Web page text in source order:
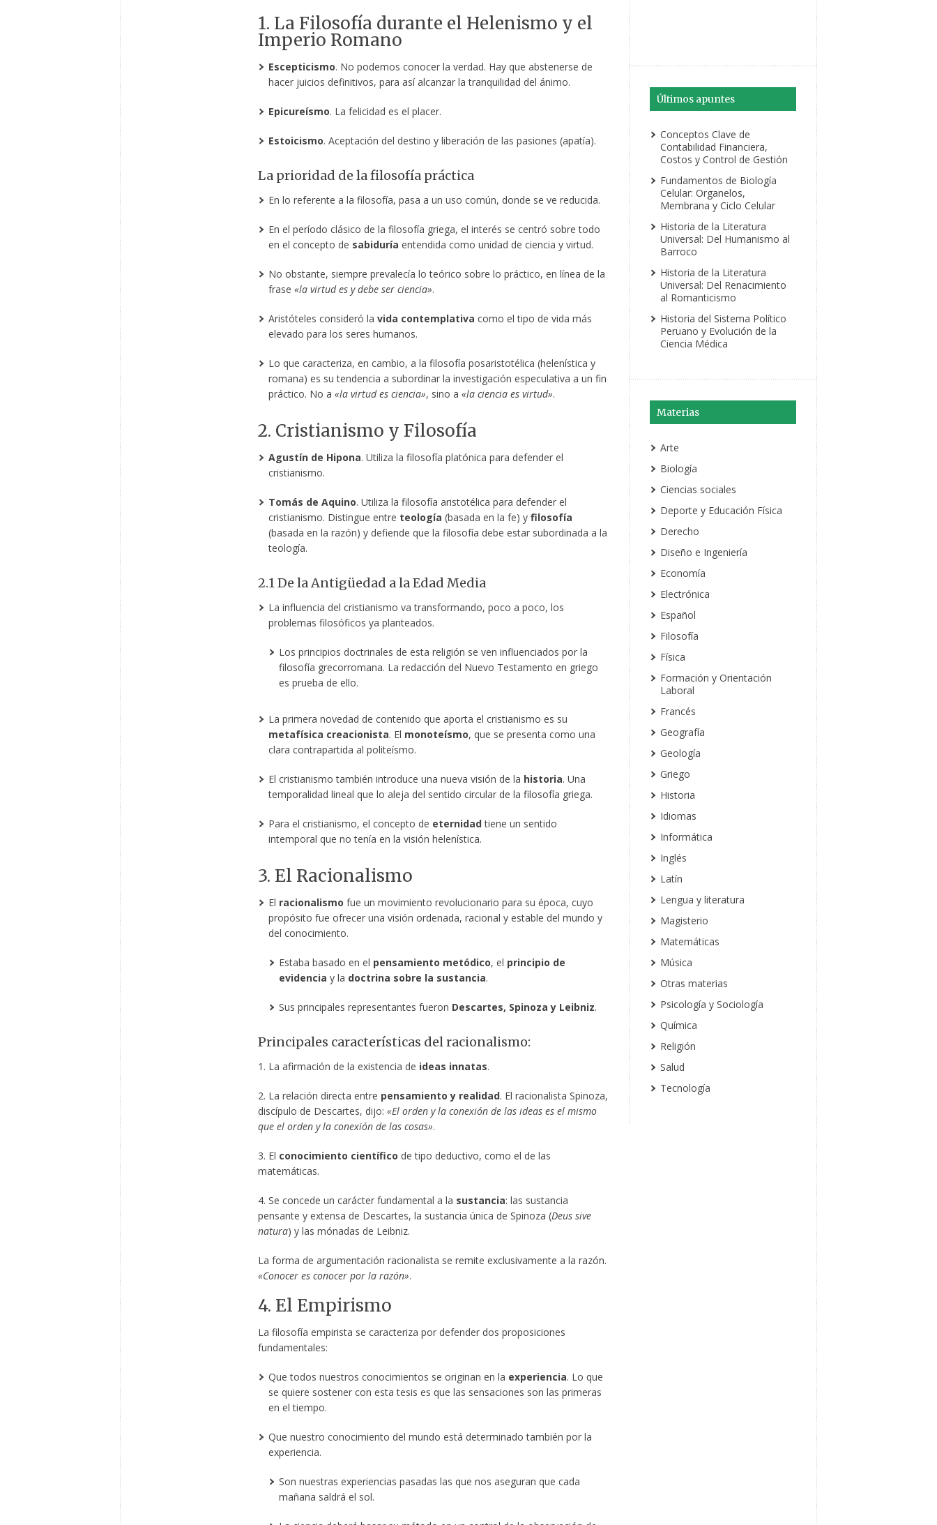
1. La Filosofía durante el Helenismo y el
Imperio Romano
Escepticismo. No podemos conocer la verdad. Hay que abstenerse de
hacer juicios definitivos, para así alcanzar la tranquilidad del ánimo.
Epicureísmo. La felicidad es el placer.
Estoicismo. Aceptación del destino y liberación de las pasiones (apatía).
La prioridad de la filosofía práctica
En lo referente a la filosofía, pasa a un uso común, donde se ve reducida.
En el período clásico de la filosofía griega, el interés se centró sobre todo
en el concepto de sabiduría entendida como unidad de ciencia y virtud.
No obstante, siempre prevalecía lo teórico sobre lo práctico, en línea de la
frase «la virtud es y debe ser ciencia».
Aristóteles consideró la vida contemplativa como el tipo de vida más
elevado para los seres humanos.
Lo que caracteriza, en cambio, a la filosofía posaristotélica (helenística y
romana) es su tendencia a subordinar la investigación especulativa a un fin
práctico. No a «la virtud es ciencia», sino a «la ciencia es virtud».
2. Cristianismo y Filosofía
Agustín de Hipona. Utiliza la filosofía platónica para defender el
cristianismo.
Tomás de Aquino. Utiliza la filosofía aristotélica para defender el
cristianismo. Distingue entre teología (basada en la fe) y filosofía
(basada en la razón) y defiende que la filosofía debe estar subordinada a la
teología.
2.1 De la Antigüedad a la Edad Media
La influencia del cristianismo va transformando, poco a poco, los
problemas filosóficos ya planteados.
Los principios doctrinales de esta religión se ven influenciados por la
filosofía grecorromana. La redacción del Nuevo Testamento en griego
es prueba de ello.
La primera novedad de contenido que aporta el cristianismo es su
metafísica creacionista. El monoteísmo, que se presenta como una
clara contrapartida al politeísmo.
El cristianismo también introduce una nueva visión de la historia. Una
temporalidad lineal que lo aleja del sentido circular de la filosofía griega.
Para el cristianismo, el concepto de eternidadtiene un sentido
intemporal que no tenía en la visión helenística.
3. El Racionalismo
El racionalismo fue un movimiento revolucionario para su época, cuyo
propósito fue ofrecer una visión ordenada, racional y estable del mundo y
del conocimiento.
Estaba basado en el pensamiento metódico, el principio de
evidencia y la doctrina sobre la sustancia.
Sus principales representantes fueron Descartes, Spinoza y Leibniz.
Principales características del racionalismo:
1. La afirmación de la existencia de ideas innatas.
2. La relación directa entre pensamiento y realidad. El racionalista Spinoza,
discípulo de Descartes, dijo: «El orden y la conexión de las ideas es el mismo
que el orden y la conexión de las cosas».
3. El conocimiento científico de tipo deductivo, como el de las
matemáticas.
4. Se concede un carácter fundamental a la sustancia: las sustancia
pensante y extensa de Descartes, la sustancia única de Spinoza (Deus sive
natura) y las mónadas de Leibniz.
La forma de argumentación racionalista se remite exclusivamente a la razón.
«Conocer es conocer por la razón».
4. El Empirismo
La filosofía empirista se caracteriza por defender dos proposiciones
fundamentales:
Que todos nuestros conocimientos se originan en la experiencia. Lo que
se quiere sostener con esta tesis es que las sensaciones son las primeras
en el tiempo.
Que nuestro conocimiento del mundo está determinado también por la
experiencia.
Son nuestras experiencias pasadas las que nos aseguran que cada
mañana saldrá el sol.
Últimos apuntes
Conceptos Clave de
Contabilidad Financiera,
Costos y Control de Gestión
Fundamentos de Biología
Celular: Organelos,
Membrana y Ciclo Celular
Historia de la Literatura
Universal: Del Humanismo al
Barroco
Historia de la Literatura
Universal: Del Renacimiento
al Romanticismo
Historia del Sistema Político
Peruano y Evolución de la
Ciencia Médica
Materias
Arte
Biología
Ciencias sociales
Deporte y Educación Física
Derecho
Diseño e Ingeniería
Economía
Electrónica
Español
Filosofía
Física
Formación y Orientación
Laboral
Francés
Geografía
Geología
Griego
Historia
Idiomas
Informática
Inglés
Latín
Lengua y literatura
Magisterio
Matemáticas
Música
Otras materias
Psicología y Sociología
Química
Religión
Salud
Tecnología